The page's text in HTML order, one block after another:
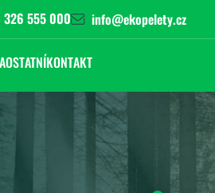
326 555 000 info@ekopelety.cz
OSTATNÍKONTAKT